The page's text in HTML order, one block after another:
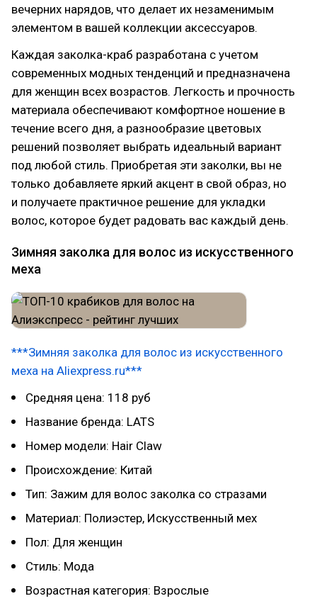
вечерних нарядов, что делает их незаменимым
элементом в вашей коллекции аксессуаров.
Каждая заколка-краб разработана с учетом
современных модных тенденций и предназначена
для женщин всех возрастов. Легкость и прочность
материала обеспечивают комфортное ношение в
течение всего дня, а разнообразие цветовых
решений позволяет выбрать идеальный вариант
под любой стиль. Приобретая эти заколки, вы не
только добавляете яркий акцент в свой образ, но
и получаете практичное решение для укладки
волос, которое будет радовать вас каждый день.
Зимняя заколка для волос из искусственного
меха
***Зимняя заколка для волос из искусственного
меха на Aliexpress.ru***
Средняя цена: 118 руб
Название бренда: LATS
Номер модели: Hair Claw
Происхождение: Китай
Тип: Зажим для волос заколка со стразами
Материал: Полиэстер, Искусственный мех
Пол: Для женщин
Стиль: Мода
Возрастная категория: Взрослые